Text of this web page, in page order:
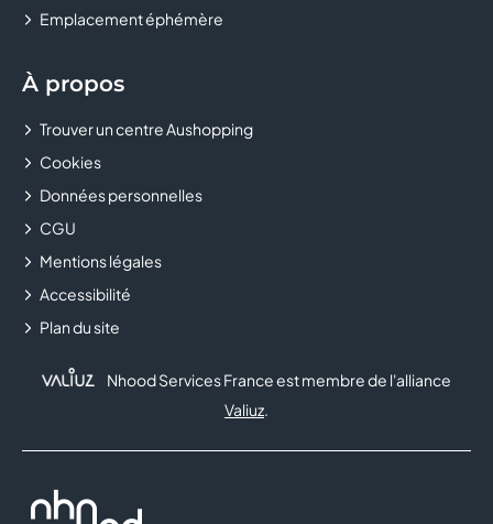
Emplacement éphémère
À propos
Trouver un centre Aushopping
Cookies
Données personnelles
CGU
Mentions légales
Accessibilité
Plan du site
Nhood Services France est membre de l'alliance
Valiuz.